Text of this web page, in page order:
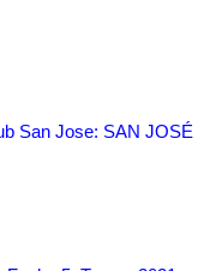
San Jose: SAN JOSÉ